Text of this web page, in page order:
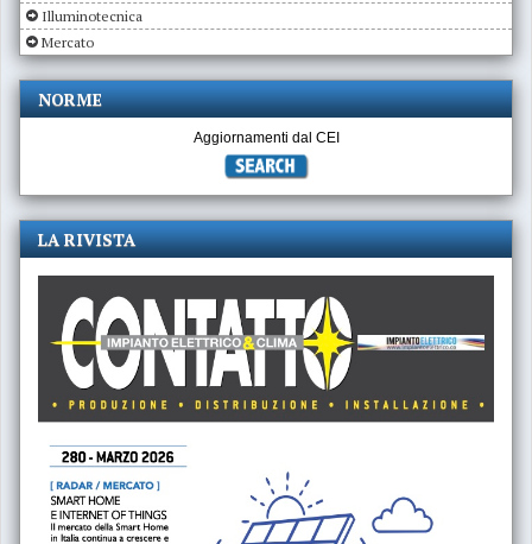
Illuminotecnica
Mercato
NORME
Aggiornamenti dal CEI
LA RIVISTA